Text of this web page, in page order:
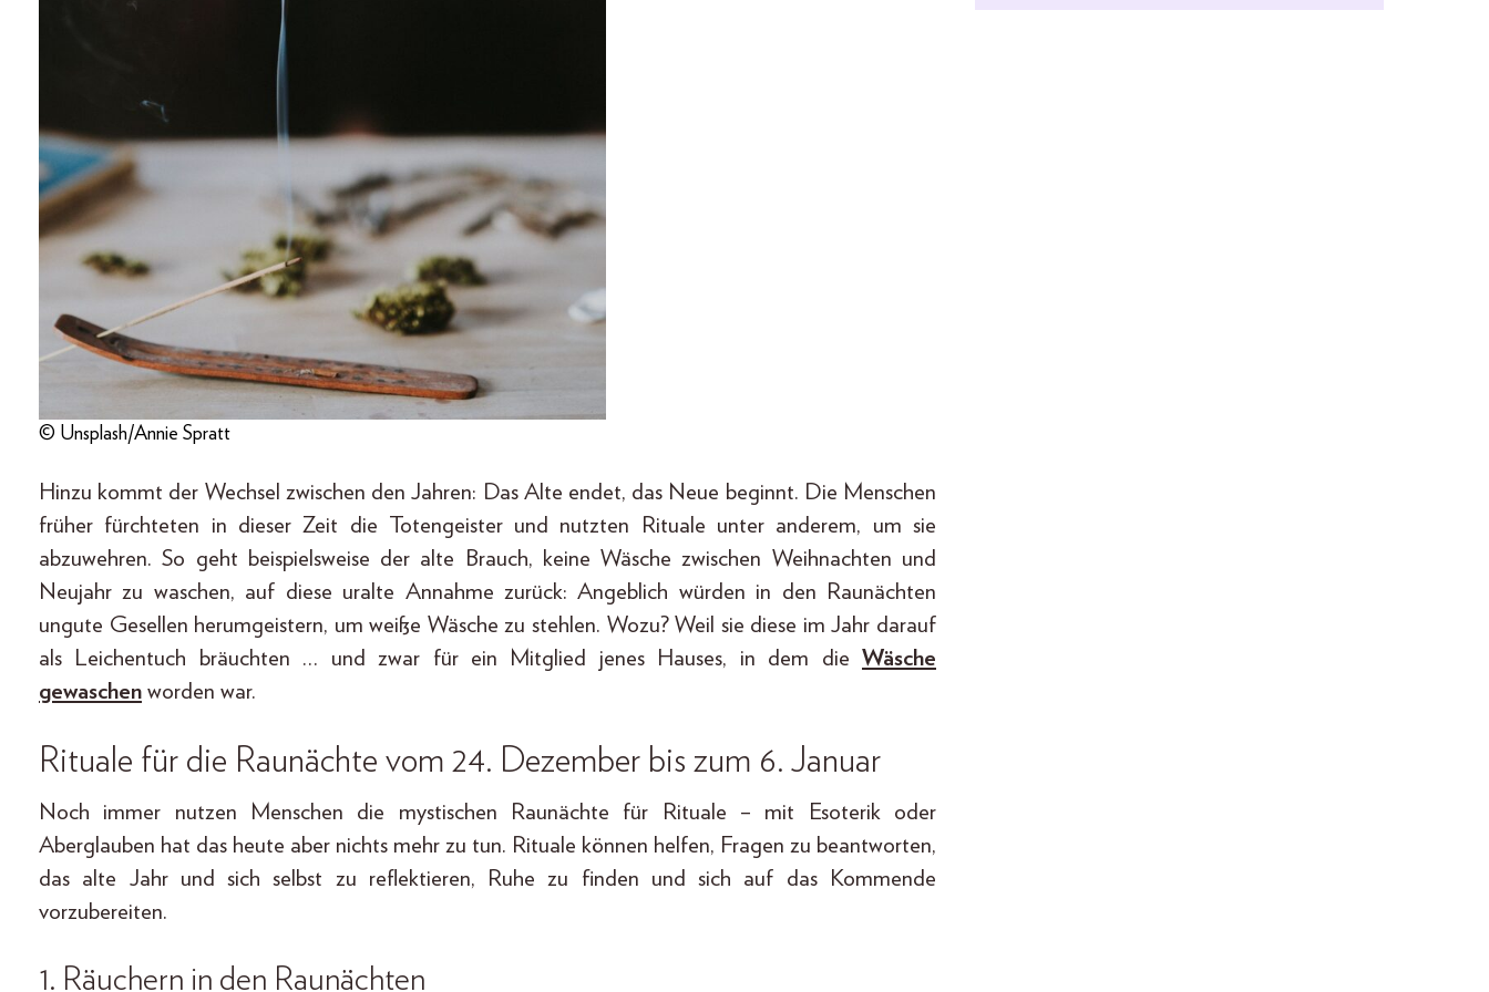
© Unsplash/Annie Spratt
Hinzu kommt der Wechsel zwischen den Jahren: Das Alte endet, das Neue beginnt. Die Menschen
früher fürchteten in dieser Zeit die Totengeister und nutzten Rituale unter anderem, um sie
abzuwehren. So geht beispielsweise der alte Brauch, keine Wäsche zwischen Weihnachten und
Neujahr zu waschen, auf diese uralte Annahme zurück: Angeblich würden in den Raunächten
ungute Gesellen herumgeistern, um weiße Wäsche zu stehlen. Wozu? Weil sie diese im Jahr darauf
als Leichentuch bräuchten … und zwar für ein Mitglied jenes Hauses, in dem die Wäsche
gewaschen worden war.
Rituale für die Raunächte vom 24. Dezember bis zum 6. Januar
Noch immer nutzen Menschen die mystischen Raunächte für Rituale – mit Esoterik oder
Aberglauben hat das heute aber nichts mehr zu tun. Rituale können helfen, Fragen zu beantworten,
das alte Jahr und sich selbst zu reflektieren, Ruhe zu finden und sich auf das Kommende
vorzubereiten.
1. Räuchern in den Raunächten